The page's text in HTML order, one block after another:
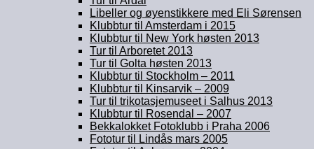
Libeller og øyenstikkere med Eli Sørensen
Klubbtur til Amsterdam i 2015
Klubbtur til New York høsten 2013
Tur til Arboretet 2013
Tur til Golta høsten 2013
Klubbtur til Stockholm – 2011
Klubbtur til Kinsarvik – 2009
Tur til trikotasjemuseet i Salhus 2013
Klubbtur til Rosendal – 2007
Bekkalokket Fotoklubb i Praha 2006
Fototur til Lindås mars 2005